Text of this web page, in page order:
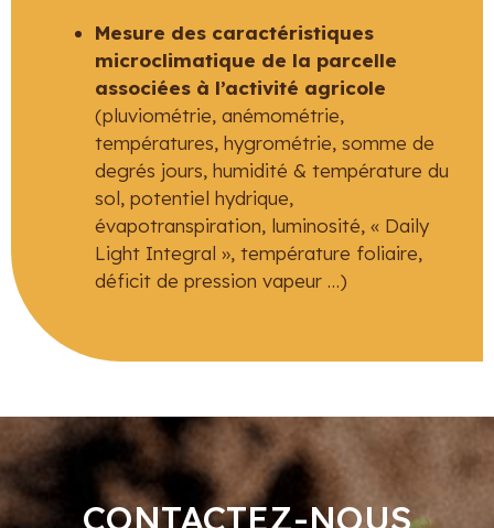
Mesure des caractéristiques
microclimatique de la parcelle
associées à l’activité agricole
(pluviométrie, anémométrie,
températures, hygrométrie, somme de
degrés jours, humidité & température du
sol, potentiel hydrique,
évapotranspiration, luminosité, « Daily
Light Integral », température foliaire,
déficit de pression vapeur …)
CONTACTEZ-NOUS